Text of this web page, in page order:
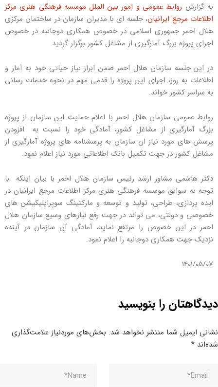
به گزارش روابط عمومی و امور بین الملل موسسه فرهنگی هنری مرکز
اطلاعات مرجع ایرانیان، جلسه ای با مدیران سازمان در ساختمان مرکزی
هلال احمر جمهوری اسلامی در خصوص همکاری دوجانبه در خصوص
اجرای پروژه بزرگ آمارگیری از مشاغل کشور برگزار گردید.
در این جلسه سازمان هلال احمر ضمن ابراز نیاز حیاتی خود به آمار و
اطلاعات به روز، اجرای این پروژه را قدمی مهم در نحوه خدمات رسانی
به سراسر کشور خواند.
روابط عمومی سازمان هلال احمر با اعلام حمایت این سازمان از پروژه
بزرگ آمارگیری از مشاغل کشور، آمادگی خود را نسبت به افزودن
پرسش های مورد نیاز ان سازمان به پرسشنامه های پروژه آمارگیری از
مشاغل کشور در جهت تکمیل بانک اطلاعاتی مورد نیاز اعلام نمود.
دکتر هاشمی مشاور ارشد رئیس سازمان هلال احمر با بیان اینکه با
توجه به سوابق موسسه فرهنگی هنری مرکز اطلاعات مرجع ایرانیان در
ایده پردازی، طراحی، تولید و توسعه و مارکتینگ سوپراپلیکیشن های
خصوصی و دولتی، می تواند در جهت رفع نیازهای وسیع سازمان هلال
احمر در این خصوص را مرتفع نماید، آمادگی آن سازمان در آینده
نزدیک جهت همکاری دوجانبه را اعلام نمود.
1401/05/07
دیدگاهتان را بنویسید
نشانی ایمیل شما منتشر نخواهد شد. بخش‌های موردنیاز علامت‌گذاری
شده‌اند *